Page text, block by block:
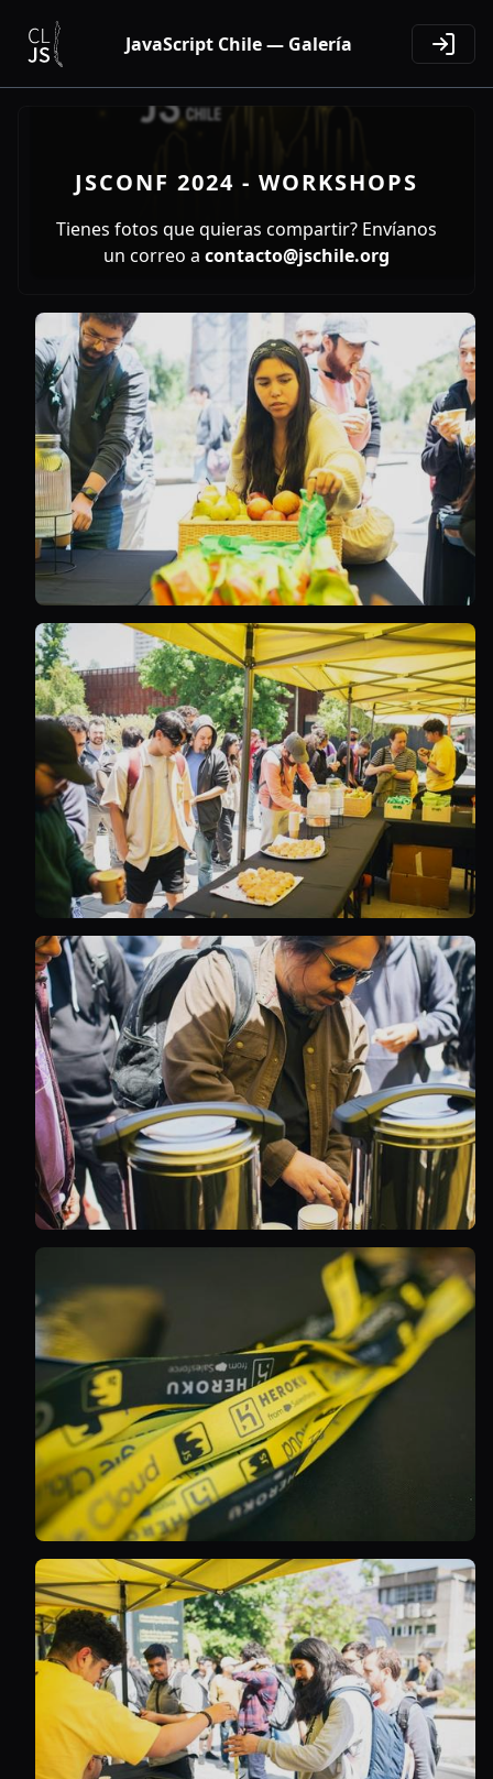
JavaScript Chile — Galería
JSCONF 2024 - WORKSHOPS
Tienes fotos que quieras compartir? Envíanos
un correo a contacto@jschile.org